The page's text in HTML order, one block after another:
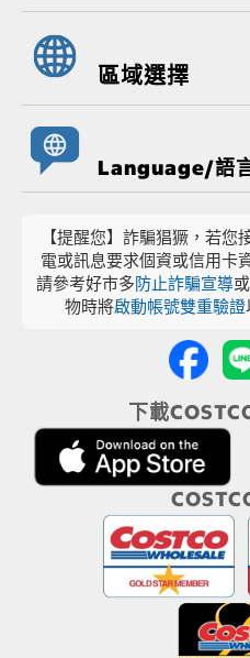
區域選擇
Language/語
【提醒您】詐騙猖獗，若
電或訊息要求個資或信用卡
請參考好市多防止詐騙宣導
物時將啟動帳號雙重驗證
下載